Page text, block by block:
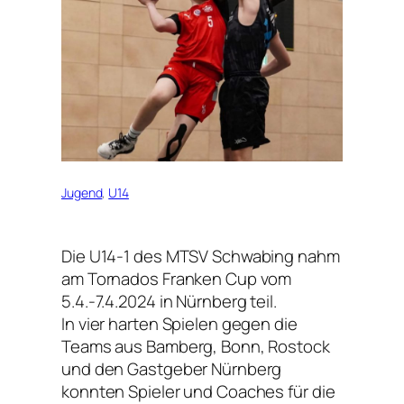
Jugend, U14
Die U14-1 des MTSV Schwabing nahm
am Tornados Franken Cup vom
5.4.-7.4.2024 in Nürnberg teil.
In vier harten Spielen gegen die
Teams aus Bamberg, Bonn, Rostock
und den Gastgeber Nürnberg
konnten Spieler und Coaches für die